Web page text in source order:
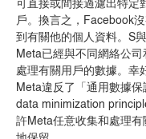
可直接或間接過濾出特定
戶。換言之，Facebook
到有關他的個人資料。S
Meta已經與不同網絡公
處理有關用戶的數據。幸
Meta違反了「通用數據
data minimization
許Meta任意收集和處理